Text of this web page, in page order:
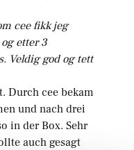
cee fikk jeg
etter 3
Veldig god og tett
Durch cee bekam
und nach drei
in der Box. Sehr
auch gesagt